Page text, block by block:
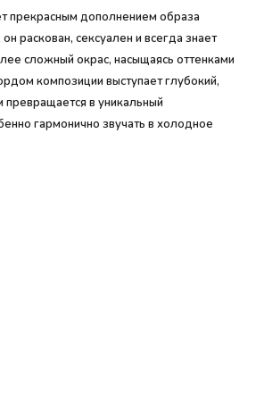
прекрасным дополнением образа
раскован, сексуален и всегда знает
сложный окрас, насыщаясь оттенками
композиции выступает глубокий,
в уникальный
гармонично звучать в холодное